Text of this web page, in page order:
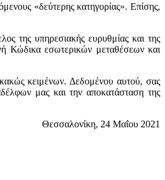
«δεύτερης κατηγορίας». Επίσης,
της υπηρεσιακής ευρυθμίας και της
Κώδικα εσωτερικών μεταθέσεων και
κειμένων. Δεδομένου αυτού, σας
μας και την αποκατάσταση της
Θεσσαλονίκη, 24 Μαΐου 2021